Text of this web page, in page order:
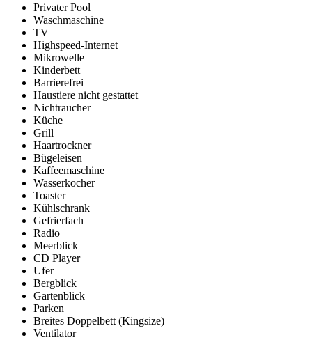
Privater Pool
Waschmaschine
TV
Highspeed-Internet
Mikrowelle
Kinderbett
Barrierefrei
Haustiere nicht gestattet
Nichtraucher
Küche
Grill
Haartrockner
Bügeleisen
Kaffeemaschine
Wasserkocher
Toaster
Kühlschrank
Gefrierfach
Radio
Meerblick
CD Player
Ufer
Bergblick
Gartenblick
Parken
Breites Doppelbett (Kingsize)
Ventilator